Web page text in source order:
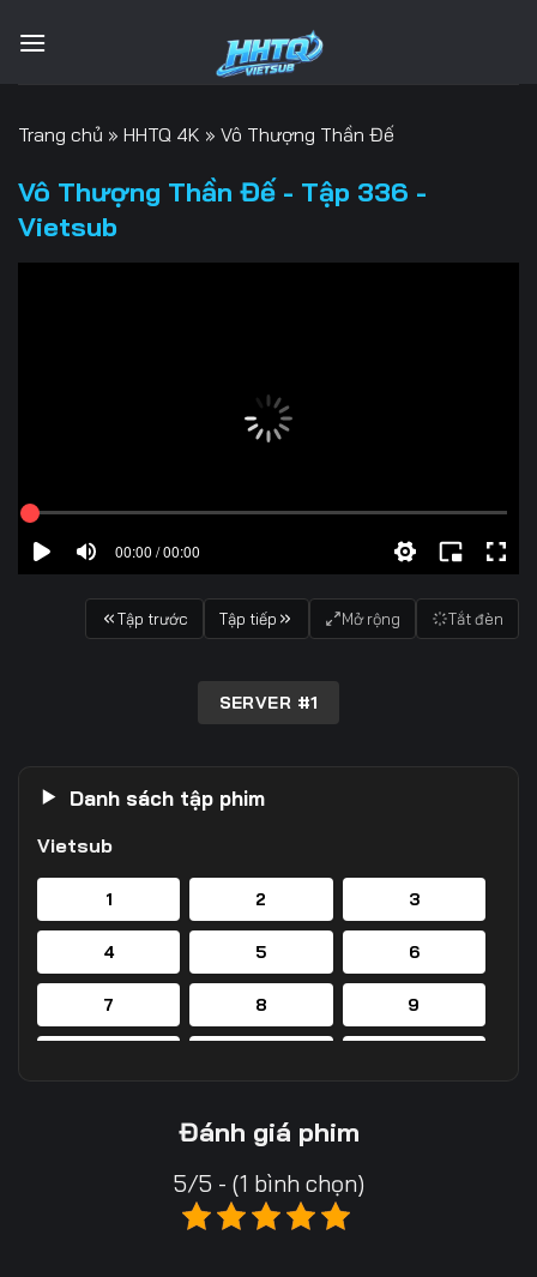
qua
Trang chủ » HHTQ 4K » Vô Thượng Thần Đế
Vô Thượng Thần Đế - Tập 336 -
Vietsub
00:00 / 00:00
Tập trước Tập tiếp Mở rộng Tắt đèn
SERVER #1
Danh sách tập phim
Vietsub
1 2 3
4 5 6
7 8 9
20
Đánh giá phim
5/5 - (1 bình chọn)